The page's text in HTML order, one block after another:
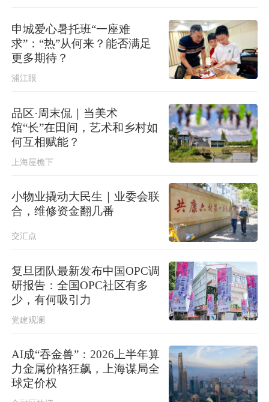
申城爱心暑托班“一座难
求”：“热”从何来？能否满足
更多期待？
浦江眼
品区·周末侃｜当美术
馆“长”在田间，艺术和乡村如
何互相赋能？
上海屋檐下
小物业撬动大民生｜业委会联
合，维修资金翻几番
交汇点
复旦团队最新发布中国OPC调
研报告：全国OPC社区有多
少，有何吸引力
党建观澜
AI成“吞金兽”：2026上半年算
力金属价格狂飙，上海谋局全
球定价权